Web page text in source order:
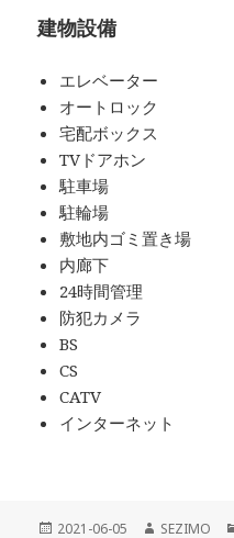
建物設備
エレベーター
オートロック
宅配ボックス
TVドアホン
駐車場
駐輪場
敷地内ゴミ置き場
内廊下
24時間管理
防犯カメラ
BS
CS
CATV
インターネット
投
2021-06-05 作
SEZIMO